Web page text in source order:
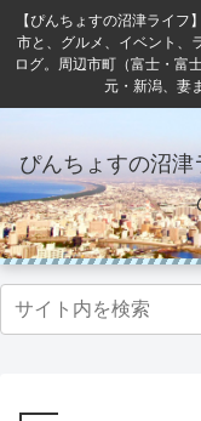
【ぴんちょすの沼津ライ
市と、グルメ、イベント、
ログ。周辺市町（富士・富
元・新潟、妻
ぴんちょすの沼